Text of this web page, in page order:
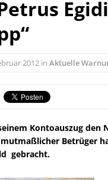
2012 in Aktuelle
Kontoauszug den
Betrüger
gebracht.